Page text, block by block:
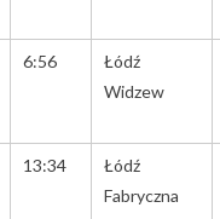
6:56
Łódź
Widzew
13:34
Łódź
Fabryczna